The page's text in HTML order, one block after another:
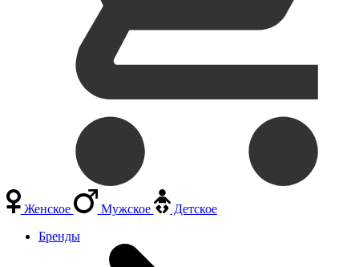
Женское Мужское
Детское
Бренды